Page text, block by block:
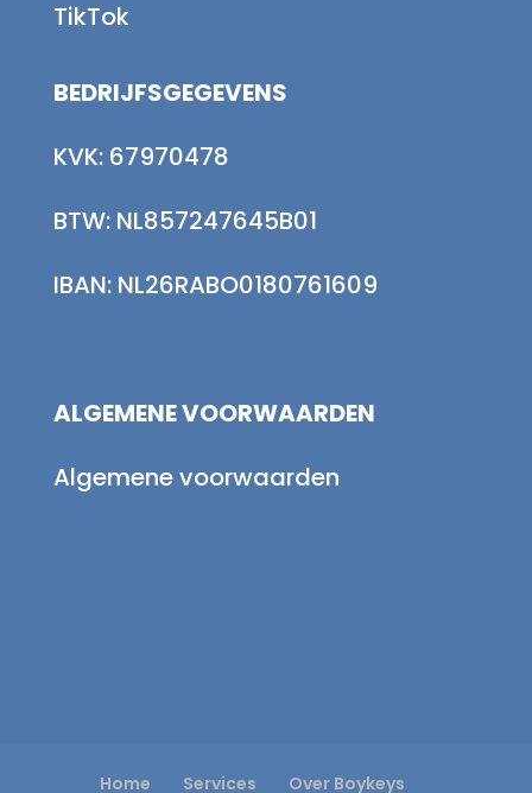
TikTok
BEDRIJFSGEGEVENS
KVK: 67970478
BTW: NL857247645B01
IBAN: NL26RABO0180761609
ALGEMENE VOORWAARDEN
Algemene voorwaarden
Home Services Over Boykeys